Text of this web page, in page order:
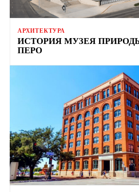
АРХИТЕКТУРА
ИСТОРИЯ МУЗЕЯ
ПЕРО